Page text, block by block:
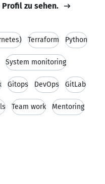
Profil zu sehen.
Terraform Python
System monitoring
Gitops DevOps GitLab
Team work Mentoring